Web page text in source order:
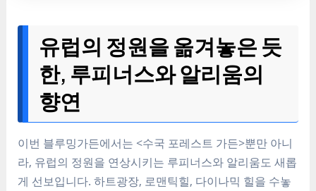
유럽의 정원을 옮겨놓은 듯
한, 루피너스와 알리움의
향연
이번 블루밍가든에서는 <수국 포레스트 가든>뿐만 아니
라, 유럽의 정원을 연상시키는 루피너스와 알리움도 새롭
게 선보입니다. 하트광장, 로맨틱힐, 다이나믹 힐을 수놓